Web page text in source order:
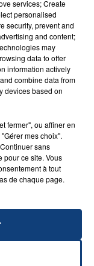
FEMME ET
après avoir
de trois mois
FAIRE
DE LA...
ses
services; Create
personalised
security, prevent and
and content;
may
data to offer
information actively
combine data from
devices based on
fermer", ou affiner en
mes choix".
sans
pour ce site. Vous
à tout
de chaque page.